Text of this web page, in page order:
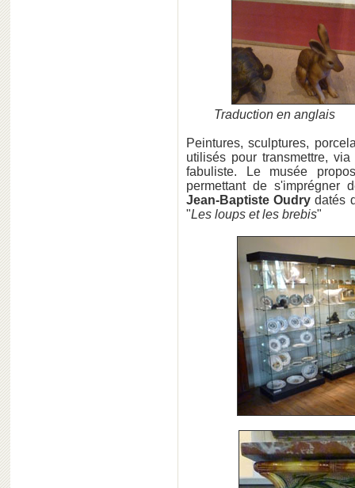
Traduction en
Peintures, sculptures,
utilisés pour transmettre,
fabuliste. Le musée
permettant de s'imprégner
Jean-Baptiste Oudry datés
"Les loups et les brebis"